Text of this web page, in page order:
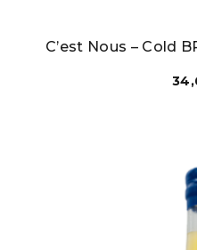
C’est Nous – Cold